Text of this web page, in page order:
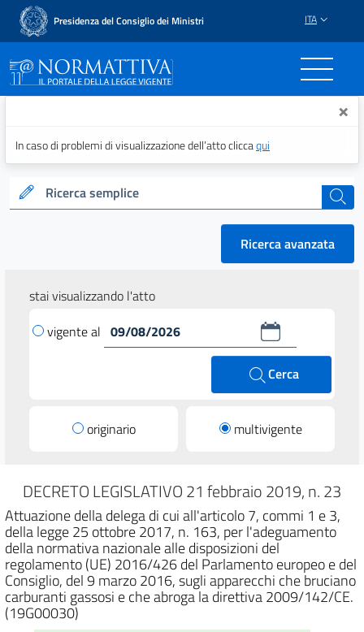
Presidenza del Consiglio dei Ministri ITA
Normattiva - Il portale ×
In caso di problemi di visualizzazione dell’atto cliccaqui
Ricerca semplice cerca
Ricerca avanzata
stai visualizzando l'atto
vigente al
Cerca
originario multivigente
DECRETO LEGISLATIVO 21 febbraio 2019, n. 23
Attuazione della delega di cui all'articolo 7, commi 1 e 3,
della legge 25 ottobre 2017, n. 163, per l'adeguamento
della normativa nazionale alle disposizioni del
regolamento (UE) 2016/426 del Parlamento europeo e del
Consiglio, del 9 marzo 2016, sugli apparecchi che bruciano
carburanti gassosi e che abroga la direttiva 2009/142/CE.
(19G00030)